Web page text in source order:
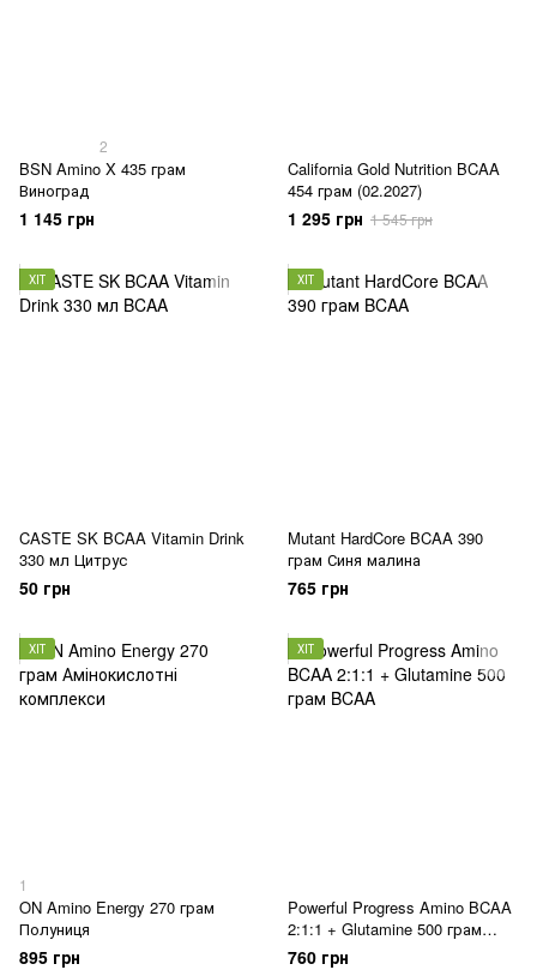
2
BSN Amino X 435 грам
Виноград
1 145 грн
California Gold Nutrition BCAA
454 грам (02.2027)
1 295 грн 1 545 грн
ХІТ
CASTE SK BCAA Vitamin Drink
330 мл Цитрус
50 грн
ХІТ
Mutant HardCore BCAA 390
грам Синя малина
765 грн
ХІТ
1
ON Amino Energy 270 грам
Полуниця
895 грн
ХІТ
Powerful Progress Amino BCAA
2:1:1 + Glutamine 500 грам
Апельсин
760 грн